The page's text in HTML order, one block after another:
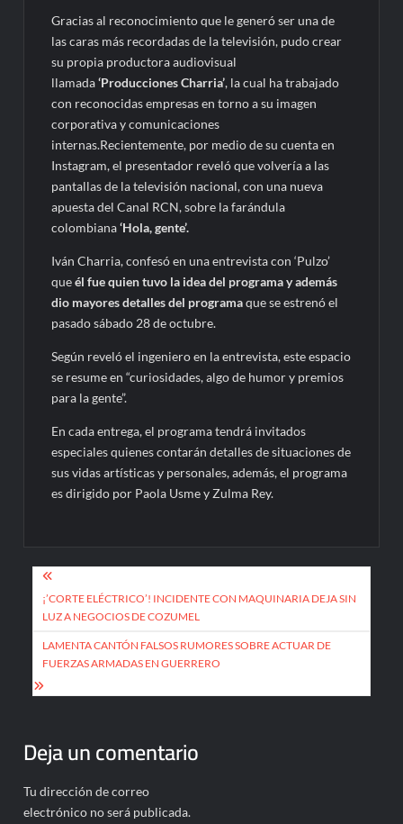
Gracias al reconocimiento que le generó ser una de
las caras más recordadas de la televisión, pudo crear
su propia productora audiovisual
llamada‘Producciones Charria’, la cual ha trabajado
con reconocidas empresas en torno a su imagen
corporativa y comunicaciones
internas.Recientemente, por medio de su cuenta en
Instagram, el presentador reveló que volvería a las
pantallas de la televisión nacional, con una nueva
apuesta del Canal RCN, sobre la farándula
colombiana‘Hola, gente’.
Iván Charria, confesó en una entrevista con ‘Pulzo’
queél fue quien tuvo la idea del programa y además
dio mayores detalles del programaque se estrenó el
pasado sábado 28 de octubre.
Según reveló el ingeniero en la entrevista, este espacio
se resume en “curiosidades, algo de humor y premios
para la gente”.
En cada entrega, el programa tendrá invitados
especiales quienes contarán detalles de situaciones de
sus vidas artísticas y personales, además, el programa
es dirigido por Paola Usme y Zulma Rey.
Navegación
de
entradas
¡’CORTE ELÉCTRICO’! INCIDENTE CON MAQUINARIA DEJA SIN
LUZ A NEGOCIOS DE COZUMEL
LAMENTA CANTÓN FALSOS RUMORES SOBRE ACTUAR DE
FUERZAS ARMADAS EN GUERRERO
Deja un comentario
Tu dirección de correo
electrónico no será publicada.